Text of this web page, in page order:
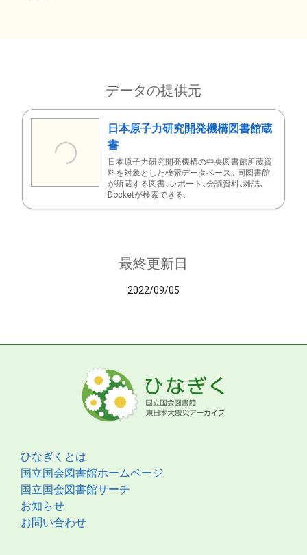
データの提供元
日本原子力研究開発機構図書館蔵
書
日本原子力研究開発機構の中央図書館所蔵資
料を対象とした検索データベース。同図書館
が所蔵する図書、レポート、会議資料、雑誌、
Docketが検索できる。
最終更新日
2022/09/05
ひなぎくとは
国立国会図書館ホームページ
国立国会図書館サーチ
お知らせ
お問い合わせ